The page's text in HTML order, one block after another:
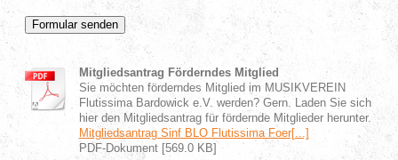
Mitgliedsantrag Förderndes Mitglied
Sie möchten förderndes Mitglied im MUSIKVEREIN
Flutissima Bardowick e.V. werden? Gern. Laden Sie sich
hier den Mitgliedsantrag für fördernde Mitglieder herunter.
Mitgliedsantrag Sinf BLO Flutissima Foer[...]
PDF-Dokument [569.0 KB]